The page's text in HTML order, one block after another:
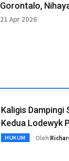
Gorontalo,
Wafiroh Tekankan
21 Apr 2026
Kaligis Dampingi
Kedua Lodewyk
HUKUM Oleh